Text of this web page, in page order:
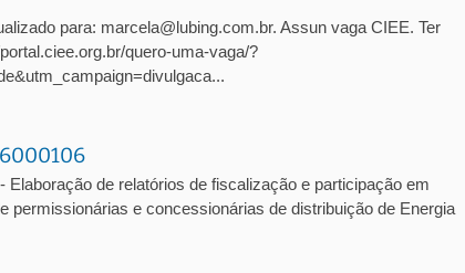
para: marcela@lubing.com.br. Assun vaga CIEE. Ter
quero-uma-vaga/?
de relatórios de fiscalização e participação em
permissionárias e concessionárias de distribuição de Energia